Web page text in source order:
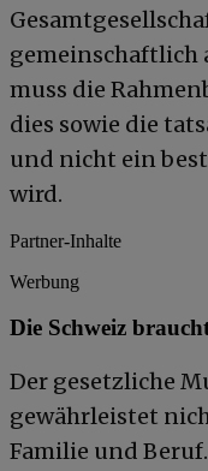
gemeinschaftlich
muss die
dies sowie die
und nicht ein
wird.
Partner-Inhalte
Werbung
Die Schweiz
Der gesetzliche
gewährleistet
Familie und